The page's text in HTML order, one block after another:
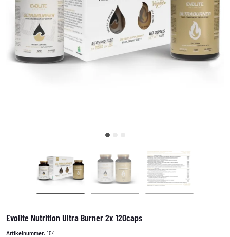
Evolite Nutrition Ultra Burner 2x 120caps
Artikelnummer: 154